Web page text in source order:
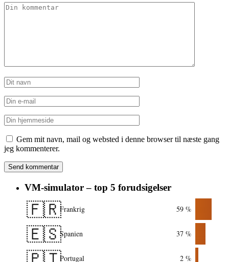
Gem mit navn, mail og websted i denne browser til næste gang
jeg kommenterer.
VM-simulator – top 5 forudsigelser
🇫🇷Frankrig 59 %
🇪🇸Spanien 37 %
Portugal 2 %